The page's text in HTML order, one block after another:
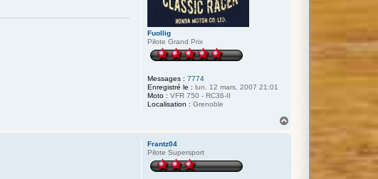
Fuollig
Pilote Grand Prix
Messages : 7774
Enregistré le : lun. 12 mars, 2007 21:01
Moto : VFR 750 - RC36-II
Localisation : Grenoble
Frantz04
Pilote Supersport